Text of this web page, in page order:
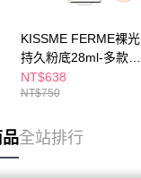
KISSME FERME裸光
持久粉底28ml-多款任
選
NT$638
NT$750
全站排行